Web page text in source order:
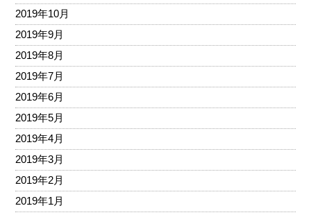
2019年10月
2019年9月
2019年8月
2019年7月
2019年6月
2019年5月
2019年4月
2019年3月
2019年2月
2019年1月